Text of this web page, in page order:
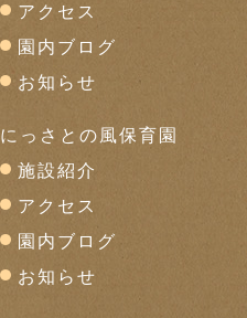
アクセス
園内ブログ
お知らせ
にっさとの風保育園
施設紹介
アクセス
園内ブログ
お知らせ